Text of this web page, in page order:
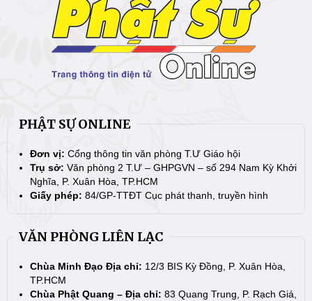
PHẬT SỰ ONLINE
Đơn vị: Cổng thông tin văn phòng T.Ư Giáo hội
Trụ sở: Văn phòng 2 T.Ư – GHPGVN – số 294 Nam Kỳ Khởi
Nghĩa, P. Xuân Hòa, TP.HCM
Giấy phép: 84/GP-TTĐT Cục phát thanh, truyền hình
VĂN PHÒNG LIÊN LẠC
Chùa Minh Đạo Địa chỉ: 12/3 BIS Kỳ Đồng, P. Xuân Hòa,
TP.HCM
Chùa Phật Quang – Địa chỉ: 83 Quang Trung, P. Rạch Giá,